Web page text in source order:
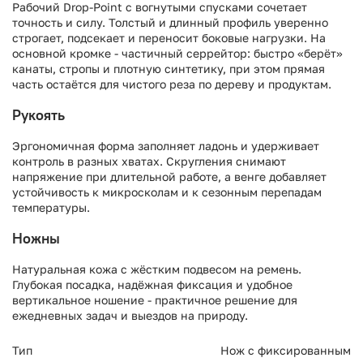
Рабочий Drop-Point с вогнутыми спусками сочетает
точность и силу. Толстый и длинный профиль уверенно
строгает, подсекает и переносит боковые нагрузки. На
основной кромке - частичный серрейтор: быстро «берёт»
канаты, стропы и плотную синтетику, при этом прямая
часть остаётся для чистого реза по дереву и продуктам.
Рукоять
Эргономичная форма заполняет ладонь и удерживает
контроль в разных хватах. Скругления снимают
напряжение при длительной работе, а венге добавляет
устойчивость к микросколам и к сезонным перепадам
температуры.
Ножны
Натуральная кожа с жёстким подвесом на ремень.
Глубокая посадка, надёжная фиксация и удобное
вертикальное ношение - практичное решение для
ежедневных задач и выездов на природу.
Тип
Нож с фиксированным